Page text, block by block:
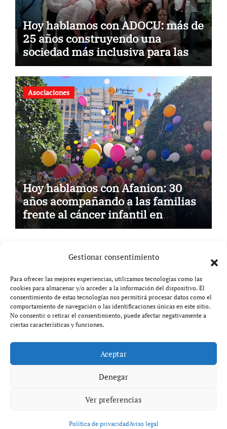
Gestionar consentimiento
Para ofrecer las mejores experiencias, utilizamos tecnologías como las
cookies para almacenar y/o acceder a la información del dispositivo. El
consentimiento de estas tecnologías nos permitirá procesar datos como el
comportamiento de navegación o las identificaciones únicas en este sitio.
No consentir o retirar el consentimiento, puede afectar negativamente a
ciertas características y funciones.
Aceptar
Denegar
Ver preferencias
Política de privacidadAviso legal
Hoy hablamos con ADOCU: más de
25 años construyendo una
sociedad más inclusiva para las
personas con síndrome de Down
Asociaciones
Hoy hablamos con Afanion: 30
años acompañando a las familias
frente al cáncer infantil en
Castilla-La Mancha
Aviso legal
Política de privacidad
Copyright © All rights reserved